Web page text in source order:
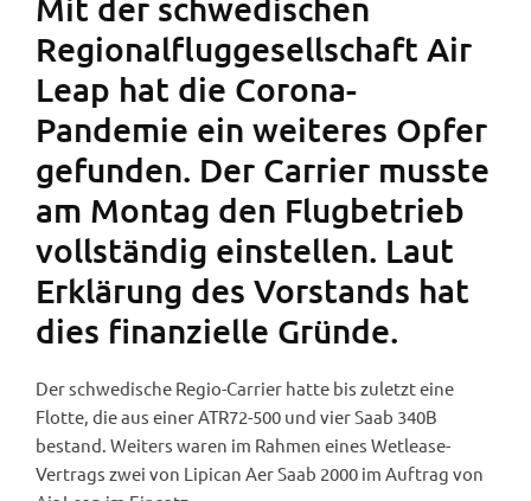
Mit der schwedischen
Regionalfluggesellschaft Air
Leap hat die Corona-
Pandemie ein weiteres Opfer
gefunden. Der Carrier musste
am Montag den Flugbetrieb
vollständig einstellen. Laut
Erklärung des Vorstands hat
dies finanzielle Gründe.
Der schwedische Regio-Carrier hatte bis zuletzt eine
Flotte, die aus einer ATR72-500 und vier Saab 340B
bestand. Weiters waren im Rahmen eines Wetlease-
Vertrags zwei von Lipican Aer Saab 2000 im Auftrag von